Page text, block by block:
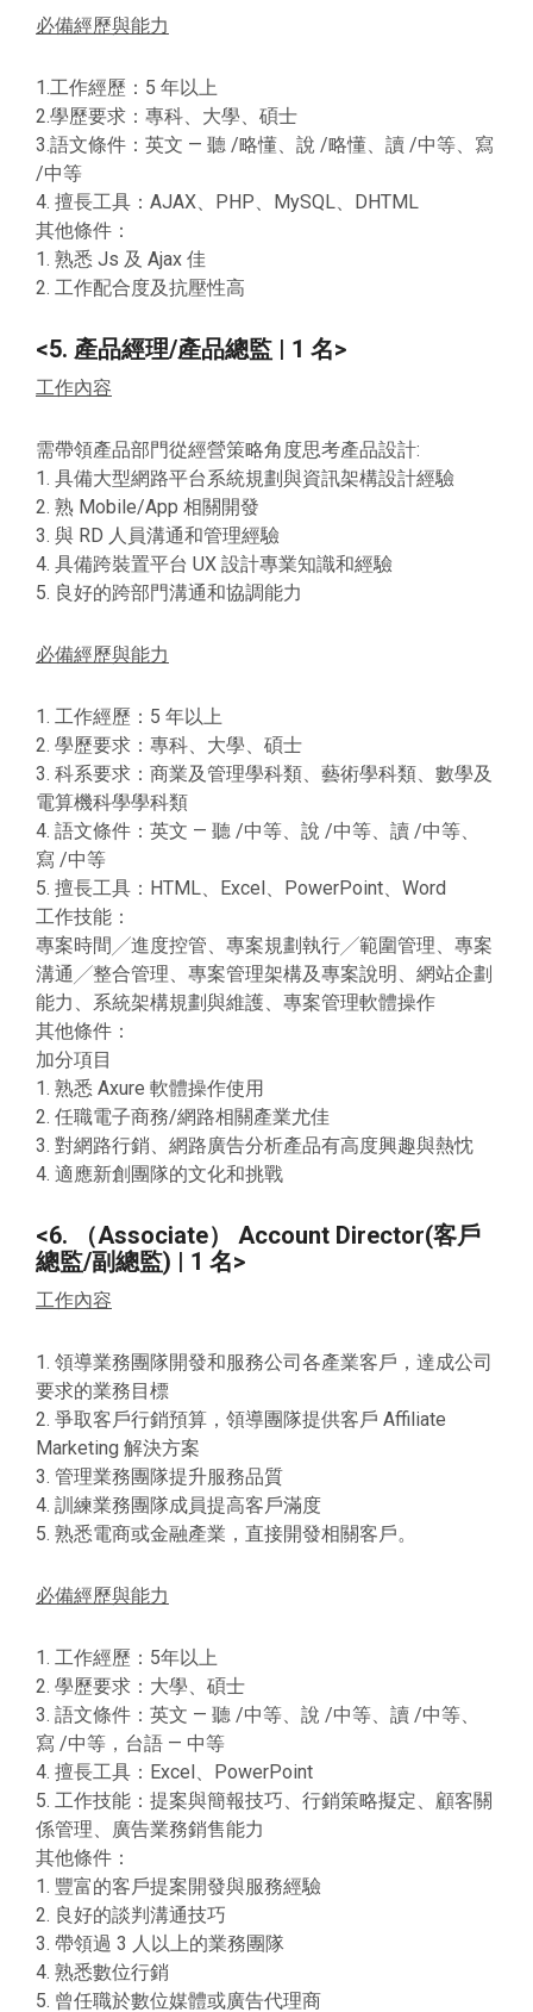
必備經歷與能力
1.工作經歷：5 年以上
2.學歷要求：專科、大學、碩士
3.語文條件：英文 — 聽 /略懂、說 /略懂、讀 /中等、寫
/中等
4. 擅長工具：AJAX、PHP、MySQL、DHTML
其他條件：
1. 熟悉 Js 及 Ajax 佳
2. 工作配合度及抗壓性高
<5. 產品經理/產品總監 | 1 名>
工作內容
需帶領產品部門從經營策略角度思考產品設計:
1. 具備大型網路平台系統規劃與資訊架構設計經驗
2. 熟 Mobile/App 相關開發
3. 與 RD 人員溝通和管理經驗
4. 具備跨裝置平台 UX 設計專業知識和經驗
5. 良好的跨部門溝通和協調能力
必備經歷與能力
1. 工作經歷：5 年以上
2. 學歷要求：專科、大學、碩士
3. 科系要求：商業及管理學科類、藝術學科類、數學及
電算機科學學科類
4. 語文條件：英文 — 聽 /中等、說 /中等、讀 /中等、
寫 /中等
5. 擅長工具：HTML、Excel、PowerPoint、Word
工作技能：
專案時間╱進度控管、專案規劃執行╱範圍管理、專案
溝通╱整合管理、專案管理架構及專案說明、網站企劃
能力、系統架構規劃與維護、專案管理軟體操作
其他條件：
加分項目
1. 熟悉 Axure 軟體操作使用
2. 任職電子商務/網路相關產業尤佳
3. 對網路行銷、網路廣告分析產品有高度興趣與熱忱
4. 適應新創團隊的文化和挑戰
<6. （Associate） Account Director(客戶
總監/副總監) | 1 名>
工作內容
1. 領導業務團隊開發和服務公司各產業客戶，達成公司
要求的業務目標
2. 爭取客戶行銷預算，領導團隊提供客戶 Affiliate
Marketing 解決方案
3. 管理業務團隊提升服務品質
4. 訓練業務團隊成員提高客戶滿度
5. 熟悉電商或金融產業，直接開發相關客戶。
必備經歷與能力
1. 工作經歷：5年以上
2. 學歷要求：大學、碩士
3. 語文條件：英文 — 聽 /中等、說 /中等、讀 /中等、
寫 /中等，台語 — 中等
4. 擅長工具：Excel、PowerPoint
5. 工作技能：提案與簡報技巧、行銷策略擬定、顧客關
係管理、廣告業務銷售能力
其他條件：
1. 豐富的客戶提案開發與服務經驗
2. 良好的談判溝通技巧
3. 帶領過 3 人以上的業務團隊
4. 熟悉數位行銷
5. 曾任職於數位媒體或廣告代理商